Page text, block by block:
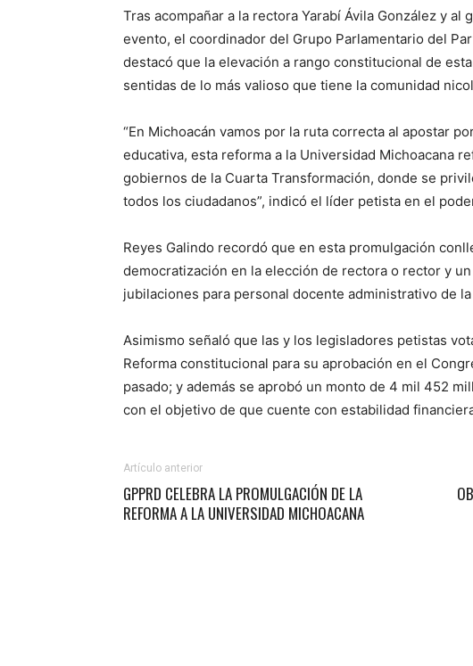
Tras acompañar a la rectora Yarabí Ávila González y
evento, el coordinador del Grupo Parlamentario del
destacó que la elevación a rango constitucional de
sentidas de lo más valioso que tiene la comunidad
“En Michoacán vamos por la ruta correcta al apostar
educativa, esta reforma a la Universidad Michoacana
gobiernos de la Cuarta Transformación, donde se
todos los ciudadanos”, indicó el líder petista en el
Reyes Galindo recordó que en esta promulgación
democratización en la elección de rectora o rector y
jubilaciones para personal docente administrativo de
Asimismo señaló que las y los legisladores petistas
Reforma constitucional para su aprobación en el
pasado; y además se aprobó un monto de 4 mil 452
con el objetivo de que cuente con estabilidad
Artículo anterior
GPPRD CELEBRA LA PROMULGACIÓN DE LA
REFORMA A LA UNIVERSIDAD MICHOACANA